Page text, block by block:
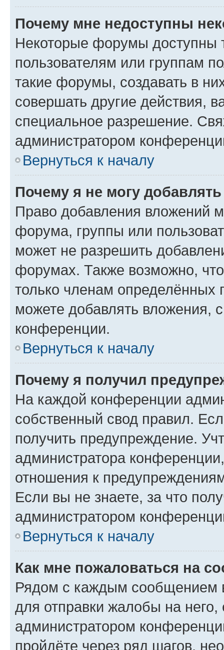
Почему мне недоступны
Некоторые форумы доступны
пользователям или группам
такие форумы, создавать в
совершать другие действия,
специальное разрешение.
администратором
Вернуться к началу
Почему я не могу
Право добавления вложений
форума, группы или
может не разрешить
форумах. Также возможно,
только членам определённых
можете добавлять вложения,
конференции.
Вернуться к началу
Почему я получил
На каждой конференции
собственный свод правил.
получить предупреждение.
администратора
отношения к
Если вы не знаете, за что
администратором
Вернуться к началу
Как мне пожаловаться на
Рядом с каждым сообщением
для отправки жалобы на
администратором
пройдёте через ряд шагов,